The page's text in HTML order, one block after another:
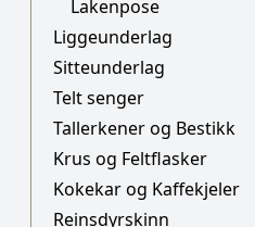
Lakenpose
Liggeunderlag
Sitteunderlag
Telt senger
Tallerkener og Bestikk
Krus og Feltflasker
Kokekar og Kaffekjeler
Reinsdyrskinn